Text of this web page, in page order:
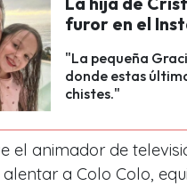
furor en el
"La pequeña
donde estas
chistes."
el animador de
a Colo Colo,